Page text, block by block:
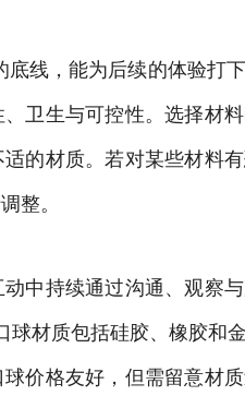
底线，能为后续的体验打
卫生与可控性。选择材
的材质。若对某些材料
整。
中持续通过沟通、观察
材质包括硅胶、橡胶和
价格友好，但需留意材